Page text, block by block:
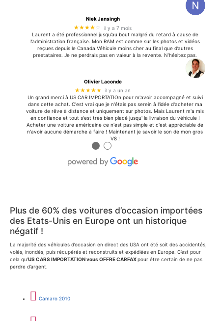
Niek Jansingh
★★★★ ☆
il y a 7 mois
Laurent a été professionnel jusqu’au bout malgré du retard à cause de
l’administration française. Mon RAM est comme sur les photos et vidéos
reçues depuis le Canada.Véhicule moins cher au final que d’autres
prestataires. Je ne perdrais pas en valeur à la revente. N’hésitez pas.
Olivier Laconde
★★★★★
il y a un an
Un grand merci à US CAR IMPORTATIOn pour m'avoir accompagné et suivi
dans cette achat. C'est vrai que je n'étais pas serein à l'idée d'acheter ma
voiture de rêve à distance et uniquement sur photos. Mais Laurent m'a mis
en confiance et tout s'est très bien placé jusqu' la livraison du véhicule !
Acheter une voiture américaine ce n'est pas simple et c'est appréciable de
n'avoir aucune démarche à faire ! Maintenant je savoir le son de mon gros
V8 !
● ●
Plus de 60% des voitures d’occasion importées
des Etats-Unis en Europe ont un historique
négatif !
La majorité des véhicules d’occasion en direct des USA ont été soit des accidentés,
volés, inondés, puis récupérés et reconstruits et expédiées en Europe. C’est pour
cela qu’US CARS IMPORTATION vous OFFRE CARFAXpour être certain de ne pas
perdre d’argent.
Camaro 2010